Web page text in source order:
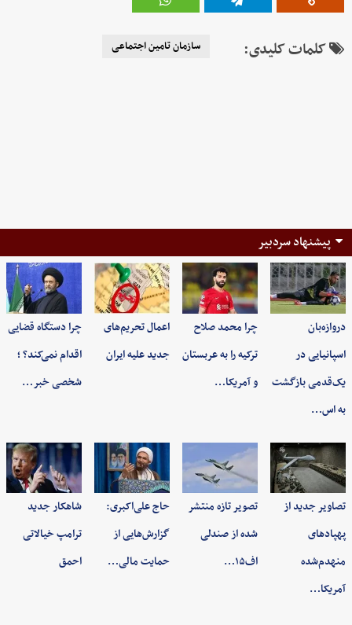
کلمات کلیدی: سازمان تامین اجتماعی
پیشنهاد سردبیر
دروازه‌بان
اسپانیایی در
یک‌قدمی بازگشت
به اس…
چرا محمد صلاح
ترکیه را به عربستان
و آمریکا…
اعمال تحریم‌های
جدید علیه ایران
چرا دستگاه قضایی
اقدام نمی‌کند؟ ؛
شخصی خبر…
تصاویر جدید از
پهپادهای
منهدم‌شده
آمریکا…
تصویر تازه منتشر
شده از صندلی
اف۱۵…
حاج علی‌اکبری:
گزارش‌هایی از
حمایت مالی…
شاهکار جدید
ترامپ خیالاتی
احمق